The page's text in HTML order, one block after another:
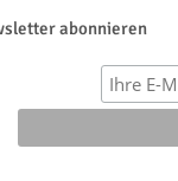
abonnieren